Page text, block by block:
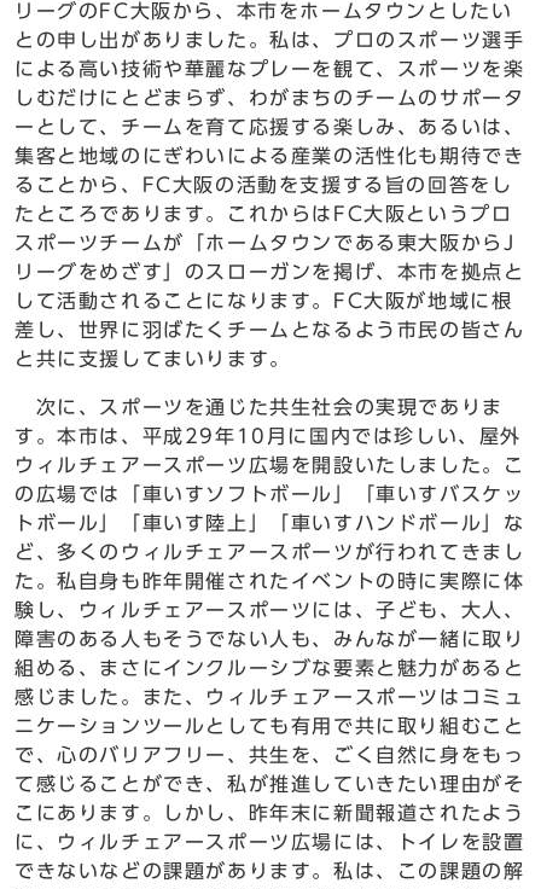
リーグのFC大阪から、本市をホームタウンとしたい
との申し出がありました。私は、プロのスポーツ選手
による高い技術や華麗なプレーを観て、スポーツを楽
しむだけにとどまらず、わがまちのチームのサポータ
ーとして、チームを育て応援する楽しみ、あるいは、
集客と地域のにぎわいによる産業の活性化も期待でき
ることから、FC大阪の活動を支援する旨の回答をし
たところであります。これからはFC大阪というプロ
スポーツチームが「ホームタウンである東大阪からJ
リーグをめざす」のスローガンを掲げ、本市を拠点と
して活動されることになります。FC大阪が地域に根
差し、世界に羽ばたくチームとなるよう市民の皆さん
と共に支援してまいります。
次に、スポーツを通じた共生社会の実現でありま
す。本市は、平成29年10月に国内では珍しい、屋外
ウィルチェアースポーツ広場を開設いたしました。こ
の広場では「車いすソフトボール」「車いすバスケッ
トボール」「車いす陸上」「車いすハンドボール」な
ど、多くのウィルチェアースポーツが行われてきまし
た。私自身も昨年開催されたイベントの時に実際に体
験し、ウィルチェアースポーツには、子ども、大人、
障害のある人もそうでない人も、みんなが一緒に取り
組める、まさにインクルーシブな要素と魅力があると
感じました。また、ウィルチェアースポーツはコミュ
ニケーションツールとしても有用で共に取り組むこと
で、心のバリアフリー、共生を、ごく自然に身をもっ
て感じることができ、私が推進していきたい理由がそ
こにあります。しかし、昨年末に新聞報道されたよう
に、ウィルチェアースポーツ広場には、トイレを設置
できないなどの課題があります。私は、この課題の解